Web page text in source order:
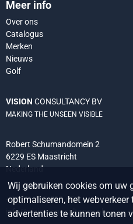
Meer info
Over ons
Catalogus
Merken
Nieuws
Golf
VISION CONSULTANCY BV
MAKING THE UNSEEN VISIBLE
Robert Schumandomein 2
6229 ES Maastricht
Nederland
+31 (0) 438 522 651
info@vision-consultancy.nl
Wij gebruiken cookies om uw
optimaliseren, het
advertenties te kunnen tonen